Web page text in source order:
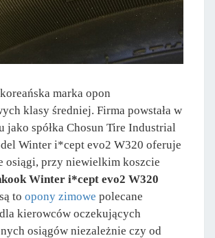
marka opon
klasy średniej. Firma powstała w
jako spółka Chosun Tire Industrial
Winter i*cept evo2 W320 oferuje
osiągi, przy niewielkim koszcie
Winter i*cept evo2 W320
są to opony zimowe polecane
kierowców oczekujących
osiągów niezależnie czy od